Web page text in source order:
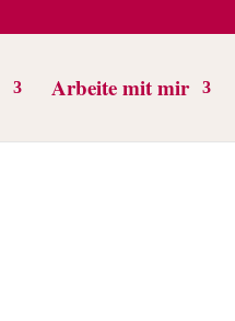
Arbeite mit mir